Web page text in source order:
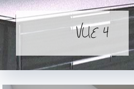
VUE 4